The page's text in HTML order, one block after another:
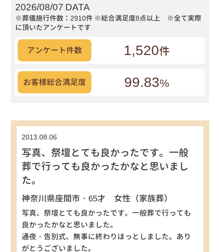
2026/08/07 DATA
※葬儀施行件数：2910件 ※総合満足度8点以上 ※全て実際
に頂いたアンケートです
アンケート件数 1,520件
お客様総合満足度 99.83%
2013.08.06
写真、祭壇とても良かったです。一般
葬で行っても良かったかなと思いまし
た。
神奈川県座間市・65才 女性（家族葬）
写真、祭壇とても良かったです。一般葬で行っても
良かったかなと思いました。
通夜・告別式、無事に終わりほっとしました。あり
がとうございました。